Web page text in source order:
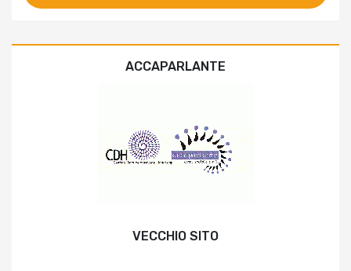
ACCAPARLANTE
VECCHIO SITO